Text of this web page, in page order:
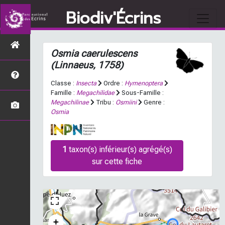
Biodiv'Écrins
Osmia caerulescens
(Linnaeus, 1758)
Classe : Insecta Ordre : Hymenoptera
Famille : Megachilidae
Sous-Famille :
Megachilinae
Tribu : Osmiini
Genre :
Osmia
1 taxon(s) inférieur(s) agrégé(s)
sur cette fiche
+